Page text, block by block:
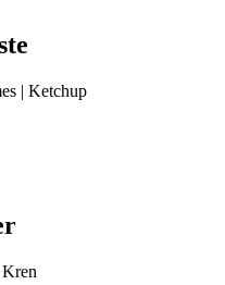
| Ketchup